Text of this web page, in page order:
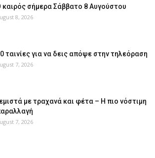
καιρός σήμερα Σάββατο 8 Αυγούστου
8, 2026
ταινίες για να δεις απόψε στην τηλεόραση
7, 2026
με τραχανά και φέτα – Η πιο νόστιμη
7, 2026